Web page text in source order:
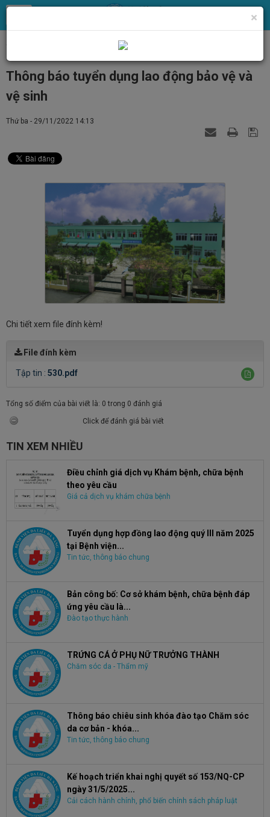
Tin tức, thông báo chung
Thông báo tuyển dụng lao động bảo vệ và
vệ sinh
Thứ ba - 29/11/2022 14:13
Chi tiết xem file đính kèm!
File đính kèm
Tập tin : 530.pdf
Tổng số điểm của bài viết là: 0 trong 0 đánh giá
Click để đánh giá bài viết
TIN XEM NHIỀU
Điều chỉnh giá dịch vụ Khám bệnh, chữa bệnh
theo yêu cầu
Giá cả dịch vụ khám chữa bệnh
Tuyển dụng hợp đồng lao động quý III năm 2025
tại Bệnh viện...
Tin tức, thông báo chung
Bản công bố: Cơ sở khám bệnh, chữa bệnh đáp
ứng yêu cầu là...
Đào tạo thực hành
TRỨNG CÁ Ở PHỤ NỮ TRƯỞNG THÀNH
Chăm sóc da - Thẩm mỹ
Thông báo chiêu sinh khóa đào tạo Chăm sóc
da cơ bản - khóa...
Tin tức, thông báo chung
Kế hoạch triển khai nghị quyết số 153/NQ-CP
ngày 31/5/2025...
Cải cách hành chính, phổ biến chính sách pháp luật
×